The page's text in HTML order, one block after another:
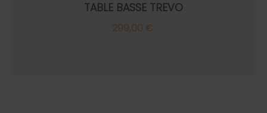
TABLE BASSE TREVO
299,00 €